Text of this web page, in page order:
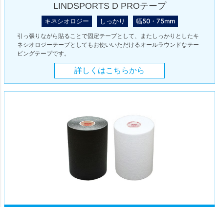
LINDSPORTS D PROテープ
キネシオロジー しっかり 幅50・75mm
引っ張りながら貼ることで固定テープとして、またしっかりとしたキ
ネシオロジーテープとしてもお使いいただけるオールラウンドなテー
ピングテープです。
詳しくはこちらから